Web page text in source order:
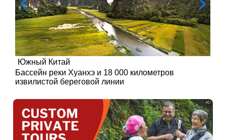
Южный Китай
Бассейн реки Хуанхэ и 18 000 километров
извилистой береговой линии
AD